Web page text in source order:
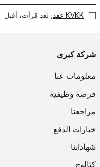
KVKK عقد , لقد قرأت، أقبل
شركة كبرى
معلومات عنا
فرصة وظيفية
مراجعنا
خيارات الدفع
شهاداتنا
كتالوج